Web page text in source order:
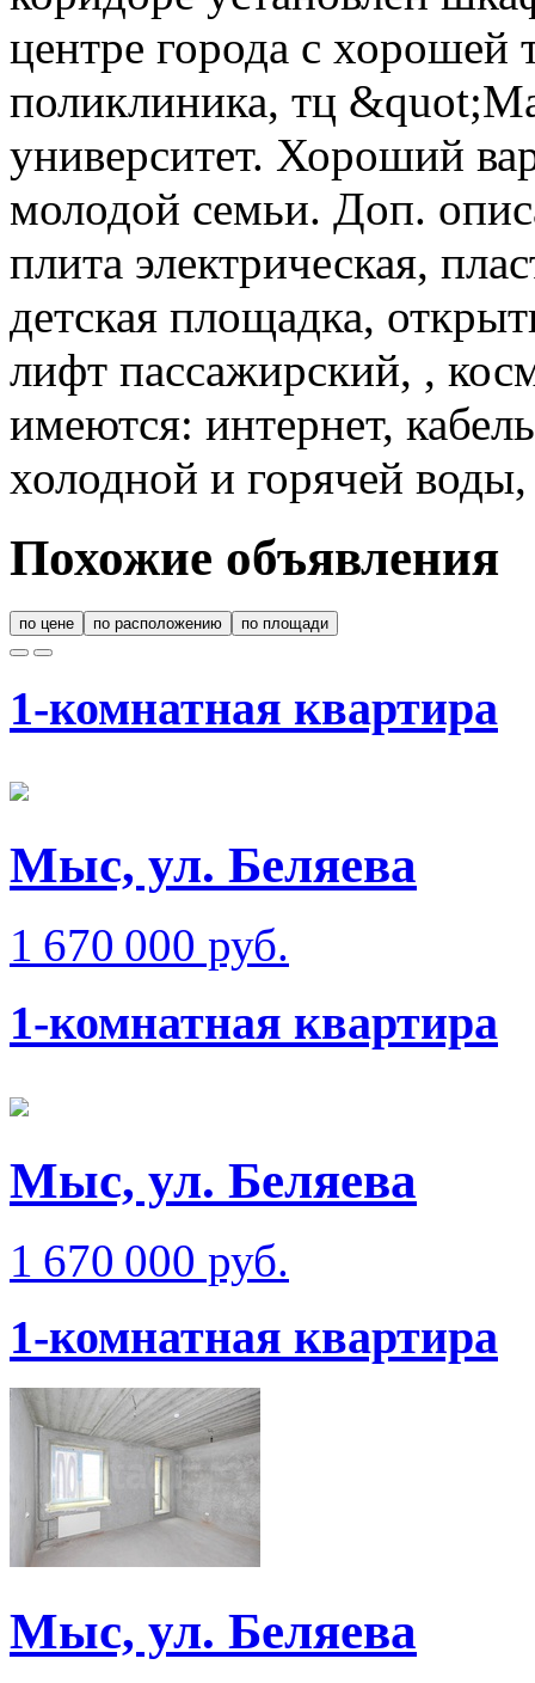
центре города с хорошей
поликлиника, тц
университет. Хороший
молодой семьи. Доп.
плита электрическая,
детская площадка,
лифт пассажирский, ,
имеются: интернет,
холодной и горячей
Похожие объявления
по цене по расположению по площади
1-комнатная квартира
Мыс, ул. Беляева
1 670 000 руб.
1-комнатная квартира
Мыс, ул. Беляева
1 670 000 руб.
1-комнатная квартира
Мыс, ул. Беляева